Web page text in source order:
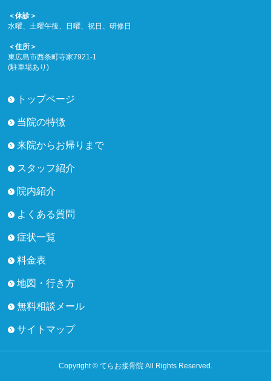
＜休診＞
水曜、土曜午後、日曜、祝日、研修日
＜住所＞
東広島市西条町寺家7921-1
(駐車場あり)
トップページ
当院の特徴
来院からお帰りまで
スタッフ紹介
院内紹介
よくある質問
症状一覧
料金表
地図・行き方
無料相談メール
サイトマップ
Copyright © てらお接骨院 All Rights Reserved.